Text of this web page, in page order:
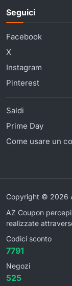
Seguici
Facebook
X
Instagram
Pinterest
Saldi
Prime Day
Come usare un
Copyright © 2026
AZ Coupon
realizzate
Codici sconto
7791
Negozi
525